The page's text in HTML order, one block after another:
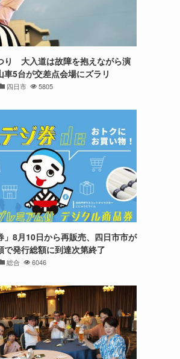
り 大入道は故障を抱えながら演
5台が交差点会場にズラリ
四日市 5805
」8月10日から再販売、四日市市が
で発行総額に到達次第終了
総合 6046